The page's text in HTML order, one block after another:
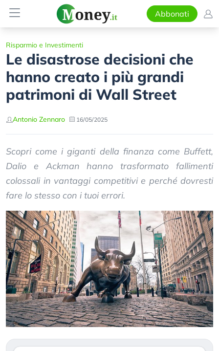
Abbonati
Risparmio e Investimenti
Le disastrose decisioni che
hanno creato i più grandi
patrimoni di Wall Street
Antonio Zennaro 16/05/2025
Scopri come i giganti della finanza come Buffett,
Dalio e Ackman hanno trasformato fallimenti
colossali in vantaggi competitivi e perché dovresti
fare lo stesso con i tuoi errori.